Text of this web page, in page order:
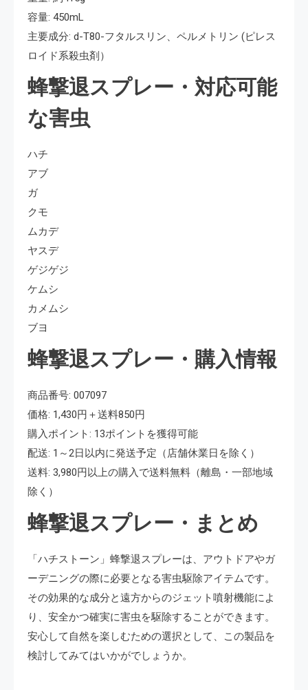
容量: 450mL
主要成分: d-T80-フタルスリン、ペルメトリン (ピレス
ロイド系殺虫剤）
蜂撃退スプレー・対応可能
な害虫
ハチ
アブ
ガ
クモ
ムカデ
ヤスデ
ゲジゲジ
ケムシ
カメムシ
ブヨ
蜂撃退スプレー・購入情報
商品番号: 007097
価格: 1,430円＋送料850円
購入ポイント: 13ポイントを獲得可能
配送: 1～2日以内に発送予定（店舗休業日を除く）
送料: 3,980円以上の購入で送料無料（離島・一部地域
除く）
蜂撃退スプレー・まとめ
「ハチストーン」蜂撃退スプレーは、アウトドアやガ
ーデニングの際に必要となる害虫駆除アイテムです。
その効果的な成分と遠方からのジェット噴射機能によ
り、安全かつ確実に害虫を駆除することができます。
安心して自然を楽しむための選択として、この製品を
検討してみてはいかがでしょうか。